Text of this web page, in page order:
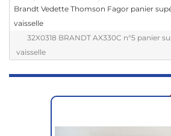
Brandt Vedette Thomson Fagor panier
vaisselle
32X0318 BRANDT AX330C n°5 panier
vaisselle